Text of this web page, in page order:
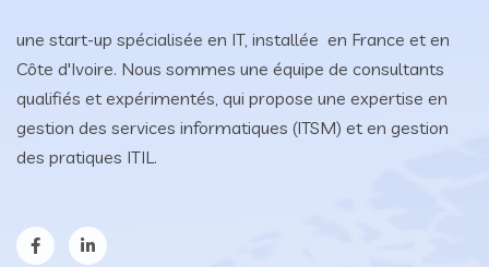
une start-up spécialisée en IT, installée en France et en
Côte d'Ivoire. Nous sommes une équipe de consultants
qualifiés et expérimentés, qui propose une expertise en
gestion des services informatiques (ITSM) et en gestion
des pratiques ITIL.